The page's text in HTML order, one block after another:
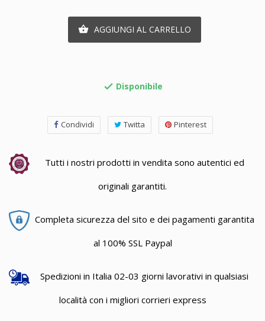
 AGGIUNGI AL CARRELLO
 Disponibile
Condividi Twitta Pinterest
Tutti i nostri prodotti in vendita sono autentici ed
originali garantiti.
Completa sicurezza del sito e dei pagamenti garantita
al 100% SSL Paypal
Spedizioni in Italia 02-03 giorni lavorativi in qualsiasi
località con i migliori corrieri express